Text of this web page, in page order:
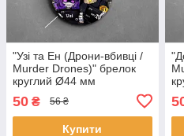
"Узі та Ен (Дрони-вбивці /
Murder Drones)" брелок
круглий Ø44 мм
50 ₴ 56 ₴
Купити